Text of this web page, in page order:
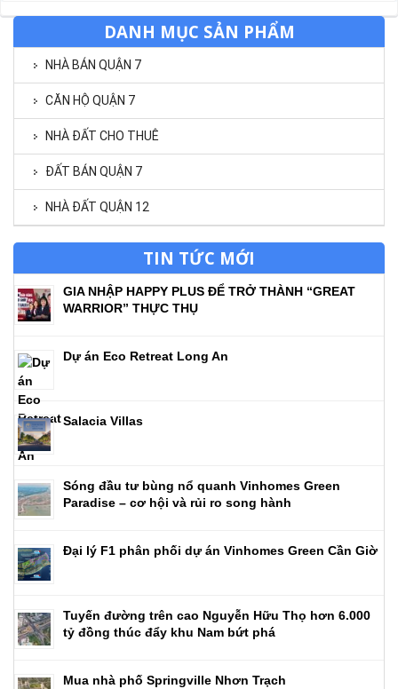
DANH MỤC SẢN PHẨM
NHÀ BÁN QUẬN 7
CĂN HỘ QUẬN 7
NHÀ ĐẤT CHO THUÊ
ĐẤT BÁN QUẬN 7
NHÀ ĐẤT QUẬN 12
TIN TỨC MỚI
GIA NHẬP HAPPY PLUS ĐỂ TRỞ THÀNH “GREAT
WARRIOR” THỰC THỤ
Dự án Eco Retreat Long An
Salacia Villas
Sóng đầu tư bùng nổ quanh Vinhomes Green
Paradise – cơ hội và rủi ro song hành
Đại lý F1 phân phối dự án Vinhomes Green Cần Giờ
Tuyến đường trên cao Nguyễn Hữu Thọ hơn 6.000
tỷ đồng thúc đẩy khu Nam bứt phá
Mua nhà phố Springville Nhơn Trạch